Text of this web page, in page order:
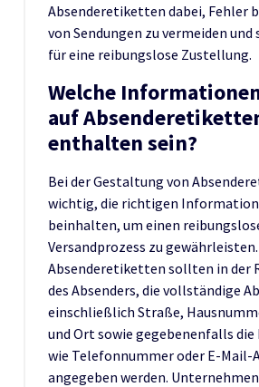
Absenderetiketten dabei, Fehler
von Sendungen zu vermeiden
für eine reibungslose Zustellung.
Welche
auf
enthalten sein?
Bei der Gestaltung von
wichtig, die richtigen
beinhalten, um einen
Versandprozess zu
Absenderetiketten sollten in der
des Absenders, die vollständige
einschließlich Straße,
und Ort sowie gegebenenfalls
wie Telefonnummer oder E-Mail-
angegeben werden.